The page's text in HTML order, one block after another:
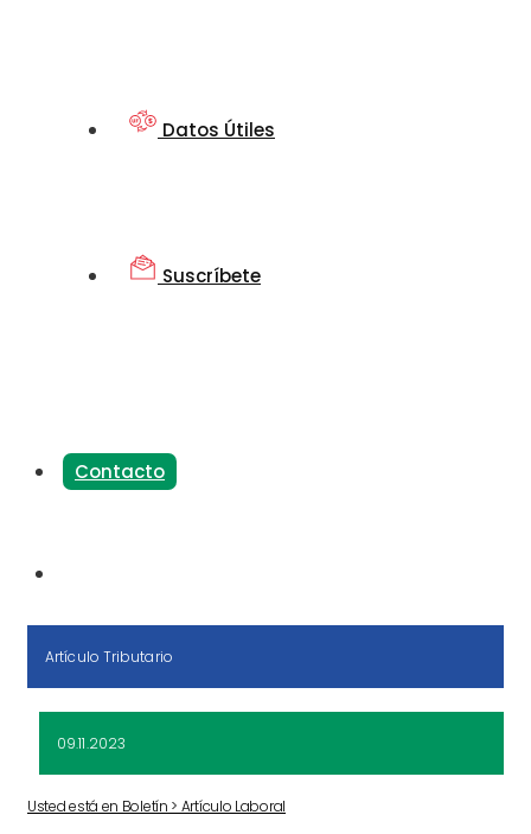
Datos Útiles
Suscríbete
Contacto
Artículo Tributario
09.11.2023
Usted está en Boletín > Artículo Laboral